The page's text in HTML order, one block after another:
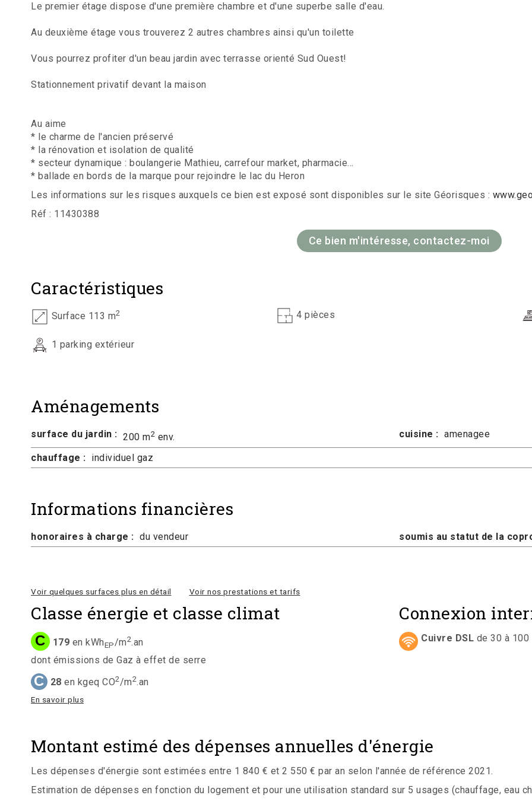
Le premier étage dispose d'une première chambre et d'une superbe salle d'eau.
Au deuxième étage vous trouverez 2 autres chambres ainsi qu'un toilette
Vous pourrez profiter d'un beau jardin avec terrasse orienté Sud Ouest!
Stationnement privatif devant la maison
Au aime
* le charme de l'ancien préservé
* la rénovation et isolation de qualité
* secteur dynamique : boulangerie Mathieu, carrefour market, pharmacie...
* ballade en bords de la marque pour rejoindre le lac du Heron
Les informations sur les risques auxquels ce bien est exposé sont disponibles sur le site Géorisques :
Réf : 11430388
Ce bien m'intéresse, contactez-moi
Caractéristiques
Surface 113 m2 4 pièces
1 parking extérieur
Aménagements
surface du jardin : 200 m2 env. cuisine : amenagee
chauffage : individuel gaz
Informations financières
honoraires à charge : du vendeur soumis au statut de la
Voir quelques surfaces plus en détail Voir nos prestations et tarifs
Classe énergie et classe climat
C 179 en kWhEP/m2.an
dont émissions de Gaz à effet de serre
C 28 en kgeq CO2/m2.an
En savoir plus
Connexion
Cuivre DSL de 30 à
Montant estimé des dépenses annuelles d'énergie
Les dépenses d'énergie sont estimées entre 1 840 € et 2 550 € par an selon l'année de référence 2021.
Estimation de dépenses en fonction du logement et pour une utilisation standard sur 5 usages (chauffage, eau